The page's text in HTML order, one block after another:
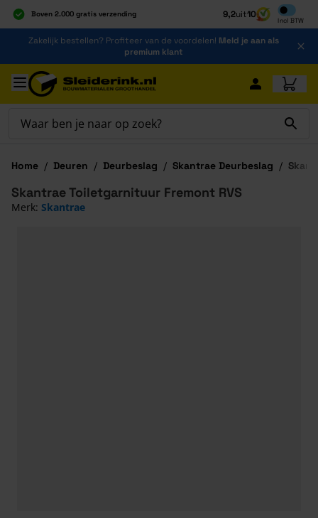
Boven 2.000 gratis verzending
Al 40 jaar dé specialist
Alles onder één dak
9,2uit10
Incl BTW
Inclusief
Ga naar de inhoud
Zakelijk bestellen? Profiteer van de voordelen! Meld je aan als
premium klant
Ga naar hoofdinhoud
Home / Deuren / Deurbeslag / Skantrae Deurbeslag /
Skantrae Toiletgarnituur Fremont RVS
Merk: Skantrae